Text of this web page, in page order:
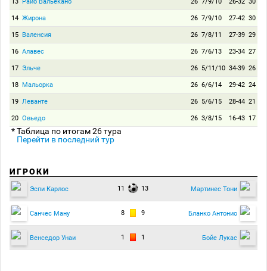
14 Жирона 26 7/9/10 27-42 30
15 Валенсия 26 7/8/11 27-39 29
16 Алавес 26 7/6/13 23-34 27
17 Эльче 26 5/11/10 34-39 26
18 Мальорка 26 6/6/14 29-42 24
19 Леванте 26 5/6/15 28-44 21
20 Овьедо 26 3/8/15 16-43 17
* Таблица по итогам 26 тура
Перейти в последний тур
ИГРОКИ
Эспи Карлос 11 13 Мартинес Тони
Санчес Ману 8 9 Бланко Антонио
Венседор Унаи 1 1 Бойе Лукас